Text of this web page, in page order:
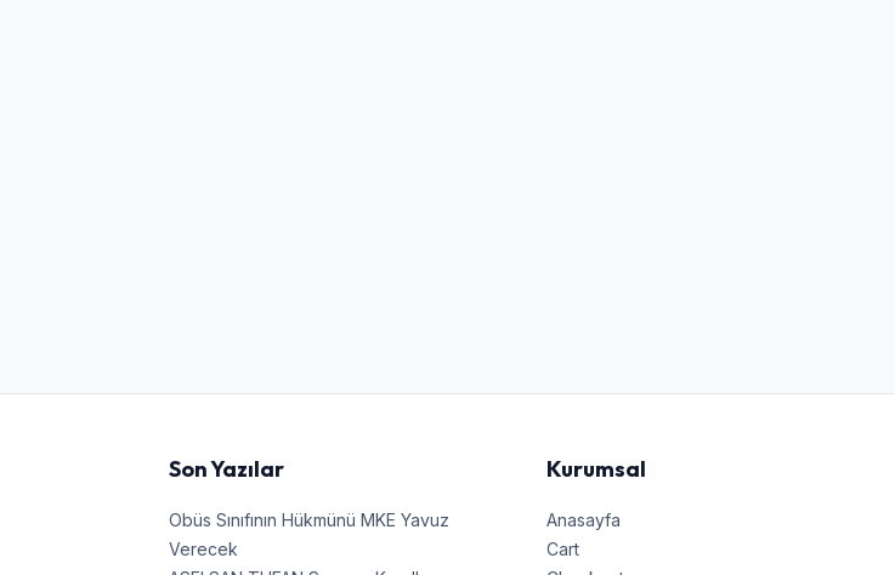
Son Yazılar
Obüs Sınıfının Hükmünü MKE Yavuz
Verecek
Kurumsal
Anasayfa
Cart